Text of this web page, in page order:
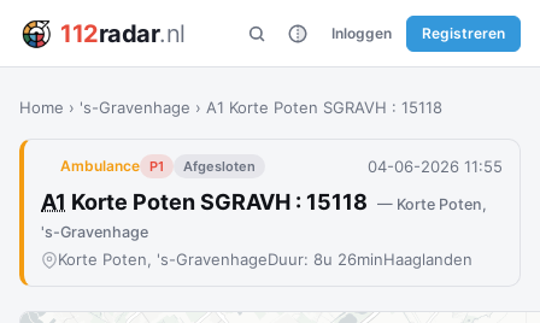
112radar.nl Inloggen Registreren
Home › 's-Gravenhage › A1 Korte Poten SGRAVH : 15118
Ambulance P1 Afgesloten 04-06-2026 11:55
A1 Korte Poten SGRAVH : 15118 — Korte Poten,
's-Gravenhage
Korte Poten, 's-GravenhageDuur: 8u 26minHaaglanden